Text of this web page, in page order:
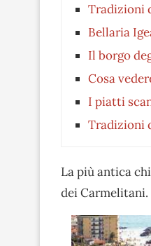
Tradizioni
Bellaria
Il borgo
Cosa
I piatti
Tradizioni
La più antica
dei Carmelitani.